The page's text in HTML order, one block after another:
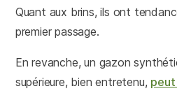
Quant aux brins, ils ont
premier passage.
En revanche, un gazon
supérieure, bien entretenu, peut